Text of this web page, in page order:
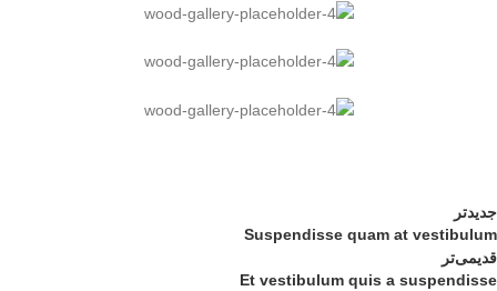
جدیدتر
Suspendisse quam at vestibulum
قدیمی‌تر
Et vestibulum quis a suspendisse